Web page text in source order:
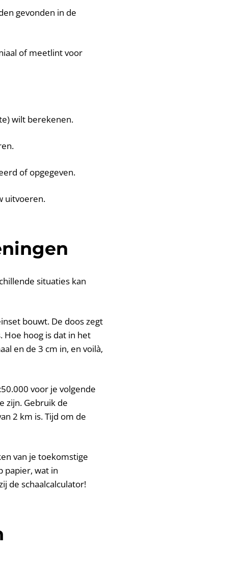
gevonden in de
of meetlint voor
wilt berekenen.
of opgegeven.
uitvoeren.
situaties kan
bouwt. De doos zegt
Hoe hoog is dat in het
en de 3 cm in, en voilà,
voor je volgende
zijn. Gebruik de
2 km is. Tijd om de
van je toekomstige
papier, wat in
de schaalcalculator!